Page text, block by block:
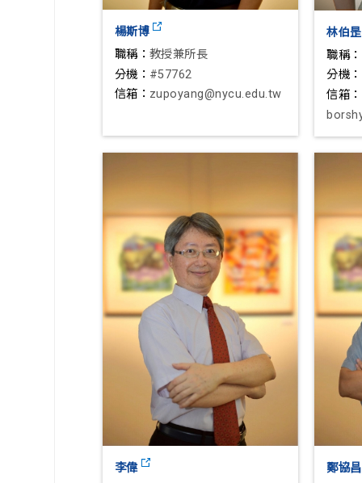
楊斯博
職稱：教授兼所長
分機： #57762
信箱： zupoyang@nycu.edu.tw
林伯
職稱：
分機：
信箱：
李偉
鄭協